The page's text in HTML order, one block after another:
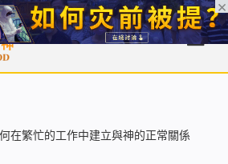
福音 基督徒見證 信仰解答 聖經
在繁忙的工作中建立與神的正常關係